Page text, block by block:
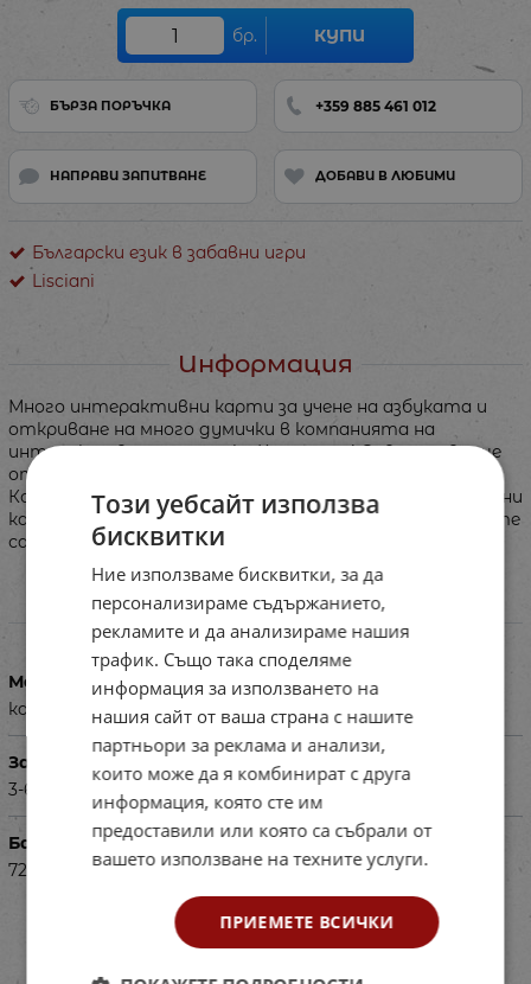
бр. КУПИ
БЪРЗА ПОРЪЧКА +359 885 461 012
НАПРАВИ ЗАПИТВАНЕ ДОБАВИ В ЛЮБИМИ
Български език в забавни игри
Lisciani
Информация
Много интерактивни карти за учене на азбуката и
откриване на много думички в компанията на
интерактивната писалка Каротина! Освен това ще
откриете и пъзел - Моята къща с весели загадки.
Комплектът включва: • Пъзел с 12 части; • 8 двустранни
карти; • Интерактивна писалка Каротина (батериите
са включени).
Характеристики
Материал
картон, пластмаса
За деца на възраст
3-6г.
Баркод (ISBN, UPC, др.)
7273107841
Този уебсайт използва
бисквитки
Ние използваме бисквитки, за да
персонализираме съдържанието,
рекламите и да анализираме нашия
трафик. Също така споделяме
информация за използването на
нашия сайт от ваша страна с нашите
партньори за реклама и анализи,
които може да я комбинират с друга
информация, която сте им
предоставили или която са събрали от
вашето използване на техните услуги.
ПРИЕМЕТЕ ВСИЧКИ